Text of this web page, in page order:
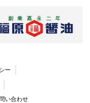
ー
い合わせ